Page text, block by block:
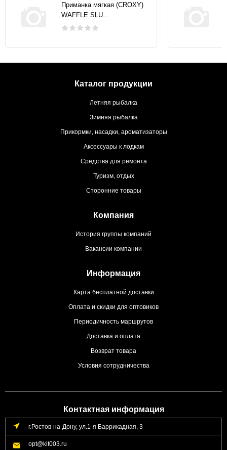
Приманка мягкая (CROXY)
WAFFLE SLU...
Каталог продукции
Летняя рыбалка
Зимняя рыбалка
Прикормки, насадки, ароматизаторы
Аксессуары к лодкам
Средства для ремонта
Туризм, отдых
Сторонние товары
Компания
История группы компаний
Вакансии компании
Информация
Карта бесплатной доставки
Оплата и скидки для оптовиков
Периодичность маршрутов
Доставка и оплата
Возврат товара
Условия сотрудничества
Контактная информация
г.Ростов-на-Дону, ул.1-я Баррикадная, 3
opt@kit003.ru